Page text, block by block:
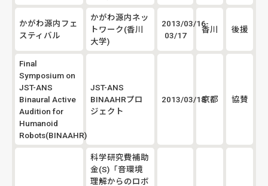
かがわ源内フェ
スティバル
かがわ源内ネッ
トワーク(香川
大学)
2013/03/16-
03/17
香川 後援
Final
Symposium on
JST-ANS
Binaural Active
Audition for
Humanoid
Robots(BINAAHR)
JST-ANS
BINAAHRプロ
ジェクト
2013/03/18京都 協賛
科学研究費補助
金(S)「音環境
理解からのロボ